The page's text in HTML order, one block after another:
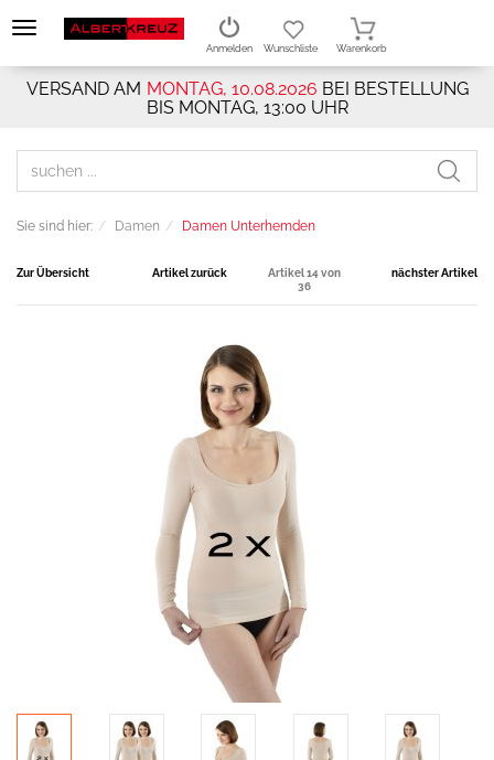
VERSAND AM MONTAG, 10.08.2026 BEI BESTELLUNG
BIS MONTAG, 13:00 UHR
Anmelden Wunschliste Warenkorb
Sie sind hier: Damen Damen Unterhemden
Zur Übersicht Artikel zurück
Artikel 14 von
36
nächster Artikel